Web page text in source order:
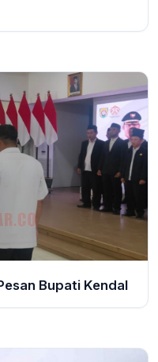
Bupati Kendal